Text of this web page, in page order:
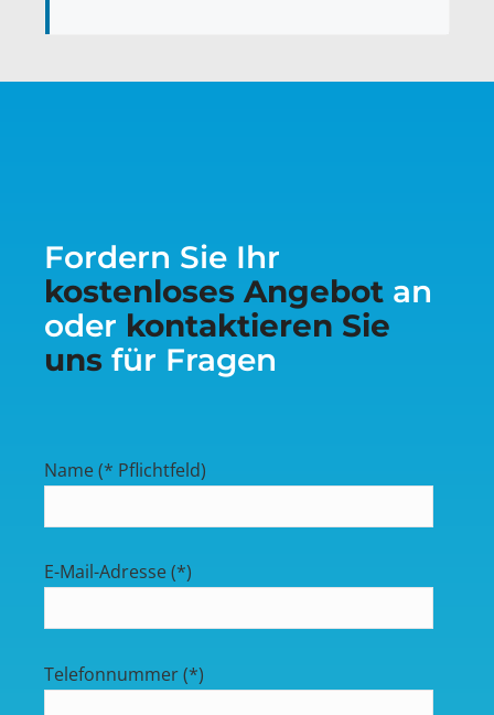
Fordern Sie Ihr
kostenloses Angebot an
oder kontaktieren Sie
uns für Fragen
Name (* Pflichtfeld)
E-Mail-Adresse (*)
Telefonnummer (*)